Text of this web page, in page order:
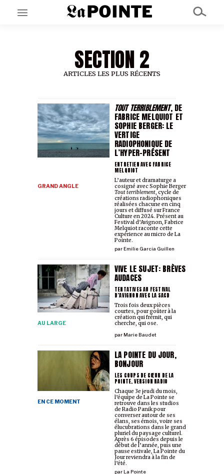
EN CE MOMENT
GRAND ANGLE
AU LARGE
À PROPOS
NOS PARTENAIRES
SOUTENEZ NOUS
SECTION 2
ARTICLES LES PLUS RÉCENTS
TOUT TERRIBLEMENT, DE
FABRICE MELQUIOT ET
SOPHIE BERGER: LE
VERTIGE
RADIOPHONIQUE DE
L’HYPER-PRÉSENT
ENTRETIEN AVEC FABRICE
MELQUIOT
GRAND ANGLE
parEmilie Garcia Guillen
L’auteur et dramaturge a
cosigné avec Sophie Berger
Tout terriblement, cycle de
créations radiophoniques
réalisées chacune en cinq
jours et diffusé sur France
Culture en 2024. Présent au
Festival d’Avignon, Fabrice
Melquiot raconte cette
expérience au micro de La
Pointe.
VIVE LE SUJET: BRÈVES
AUDACES
TENTATIVES AU FESTIVAL
D’AVIGNON AVEC LA SACD
AU LARGE
parMarie Baudet
Trois fois deux pièces
courtes, pour goûter à la
création qui frémit, qui
cherche, qui ose.
LA POINTE DU JOUR,
BONJOUR
LES COUPS DE CŒUR DE LA
POINTE, VERSION RADIO
EN CE MOMENT
parLa Pointe
Chaque 3e jeudi du mois,
l’équipe de La Pointe se
retrouve dans les studios
de Radio Panik pour
converser autour de ses
élans, ses émois, voire ses
élucubrations dans le grand
pluriel du paysage culturel.
Après 6 épisodes depuis le
début de l’année, puis une
pause estivale, La Pointe du
Jour reviendra à la fin de
l’été.